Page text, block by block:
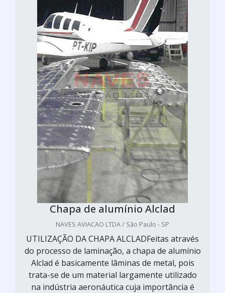
Chapa de alumínio Alclad
NAVES AVIACAO LTDA / São Paulo - SP
UTILIZAÇÃO DA CHAPA ALCLADFeitas através
do processo de laminação, a chapa de alumínio
Alclad é basicamente lâminas de metal, pois
trata-se de um material largamente utilizado
na indústria aeronáutica cuja importância é